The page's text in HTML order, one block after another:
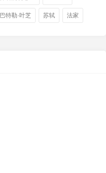
巴特勒·叶芝 苏轼 法家